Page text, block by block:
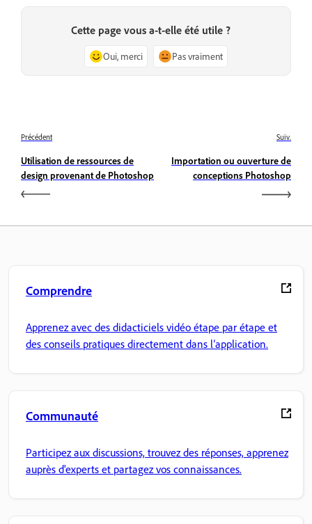
Cette page vous a-t-elle été utile ?
Oui, merci Pas vraiment
Précédent
Utilisation de ressources de
design provenant de Photoshop
Suiv.
Importation ou ouverture de
conceptions Photoshop
Comprendre
Apprenez avec des didacticiels vidéo étape par étape et
des conseils pratiques directement dans l’application.
Communauté
Participez aux discussions, trouvez des réponses, apprenez
auprès d'experts et partagez vos connaissances.